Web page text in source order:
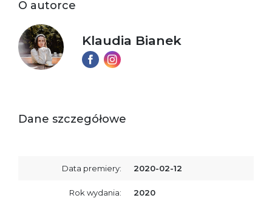
O autorce
Klaudia Bianek
Dane szczegółowe
Data premiery: 2020-02-12
Rok wydania: 2020